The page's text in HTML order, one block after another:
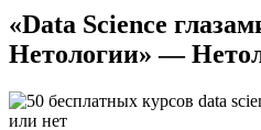
«Data Science
Нетологии» —